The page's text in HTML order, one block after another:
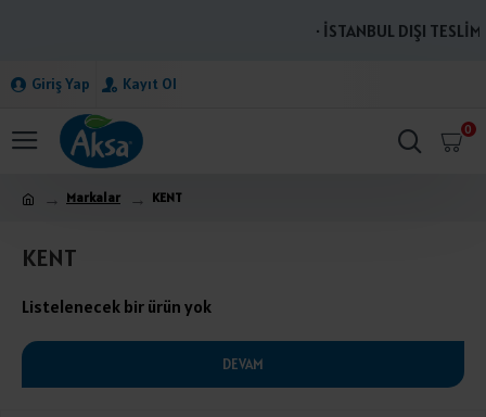
· İSTANBUL DIŞI
Giriş Yap Kayıt Ol
0
Markalar KENT
KENT
Listelenecek bir ürün yok
DEVAM